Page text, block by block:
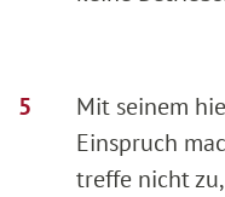
Mit seinem
Einspruch
treffe nicht